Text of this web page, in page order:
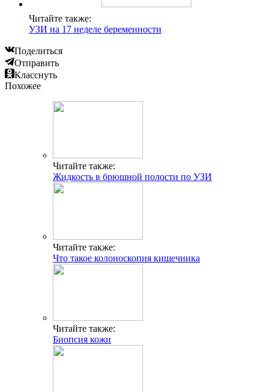
Читайте также:
УЗИ на 17 неделе беременности
Поделиться
Отправить
Класснуть
Похожее
Читайте также:
Жидкость в брюшной полости по УЗИ
Читайте также:
Что такое колоноскопия кишечника
Читайте также:
Биопсия кожи